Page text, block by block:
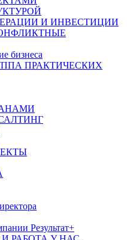
И ИНВЕСТИЦИИ
бизнеса
ПРАКТИЧЕСКИХ
Результат+